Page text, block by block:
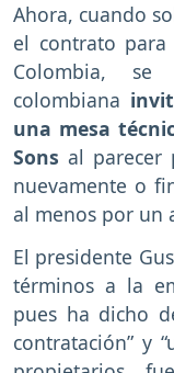
Ahora, cuando
el contrato
Colombia,
colombiana
una mesa
Sons al parecer
nuevamente o
al menos por un
El presidente
términos a la
pues ha dicho
contratación” y